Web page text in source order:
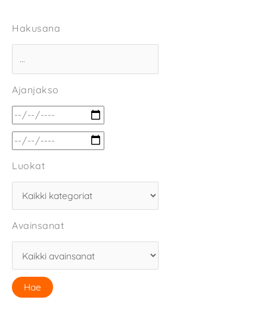
Hakusana
Ajanjakso
Luokat
Avainsanat